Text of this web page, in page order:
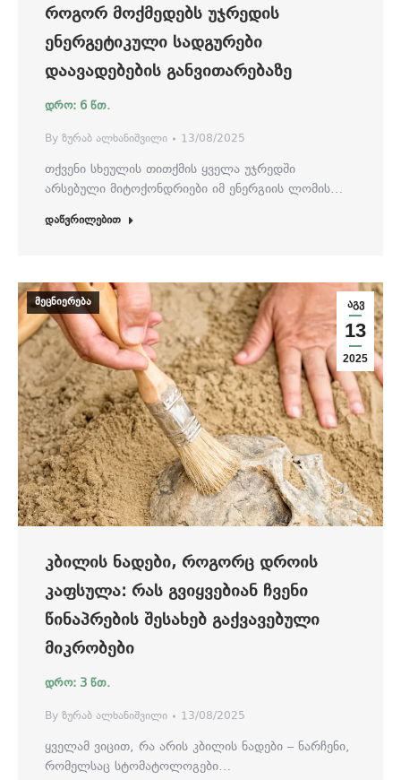
ᲠᲝᲒᲝᲠ ᲛᲝᲥᲛᲔᲓᲔᲑᲡ ᲣᲯᲠᲔᲓᲘᲡ
ᲔᲜᲔᲠᲒᲔᲢᲘᲙᲣᲚᲘ ᲡᲐᲓᲒᲣᲠᲔᲑᲘ
ᲓᲐᲐᲕᲐᲓᲔᲑᲔᲑᲘᲡ ᲒᲐᲜᲕᲘᲗᲐᲠᲔᲑᲐᲖᲔ
By ზურაბ ალხანიშვილი 13/08/2025
თქვენი სხეულის თითქმის ყველა უჯრედში
არსებული მიტოქონდრიები იმ ენერგიის ლომის…
დაწვრილებით
აგვ
13
2025
მეცნიერება
ᲙᲑᲘᲚᲘᲡ ᲜᲐᲓᲔᲑᲘ, ᲠᲝᲒᲝᲠᲪ ᲓᲠᲝᲘᲡ
ᲙᲐᲤᲡᲣᲚᲐ: ᲠᲐᲡ ᲒᲕᲘᲧᲕᲔᲑᲘᲐᲜ ᲩᲕᲔᲜᲘ
ᲬᲘᲜᲐᲞᲠᲔᲑᲘᲡ ᲨᲔᲡᲐᲮᲔᲑ ᲒᲐᲥᲕᲐᲕᲔᲑᲣᲚᲘ
ᲛᲘᲙᲠᲝᲑᲔᲑᲘ
By ზურაბ ალხანიშვილი 13/08/2025
ყველამ ვიცით, რა არის კბილის ნადები – ნარჩენი,
რომელსაც სტომატოლოგები…